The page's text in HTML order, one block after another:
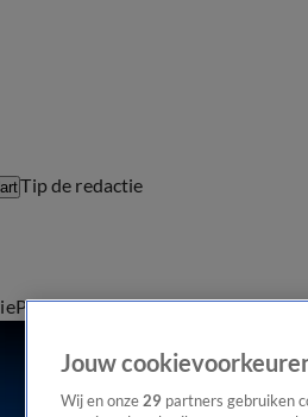
Tip de redactie
PanelVideo's
Jouw
Wij en onze 29 partners gebruiken